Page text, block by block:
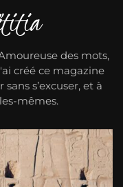
des mots,
créé ce magazine
s’excuser, et à
mêmes.